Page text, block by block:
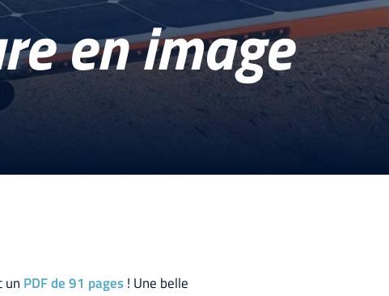
en image
un PDF de 91 pages! Une belle